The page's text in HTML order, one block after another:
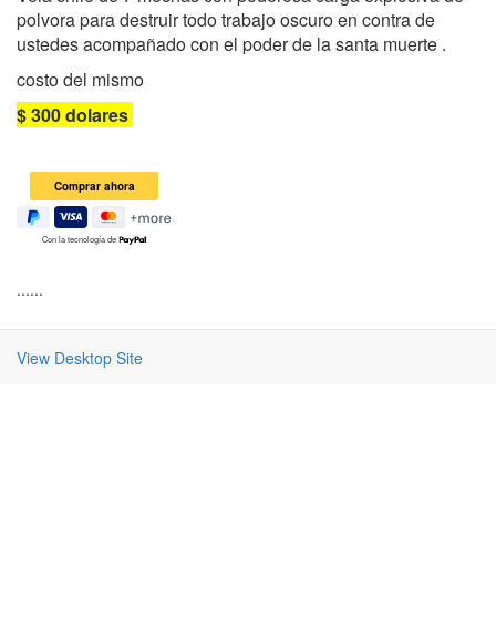
polvora para destruir todo trabajo oscuro en contra de
ustedes acompañado con el poder de la santa muerte .
costo del mismo
$ 300 dolares
Con la tecnología de
......
View Desktop Site